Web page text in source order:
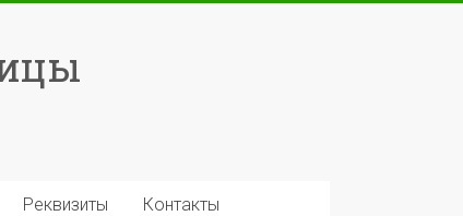
Реквизиты Контакты